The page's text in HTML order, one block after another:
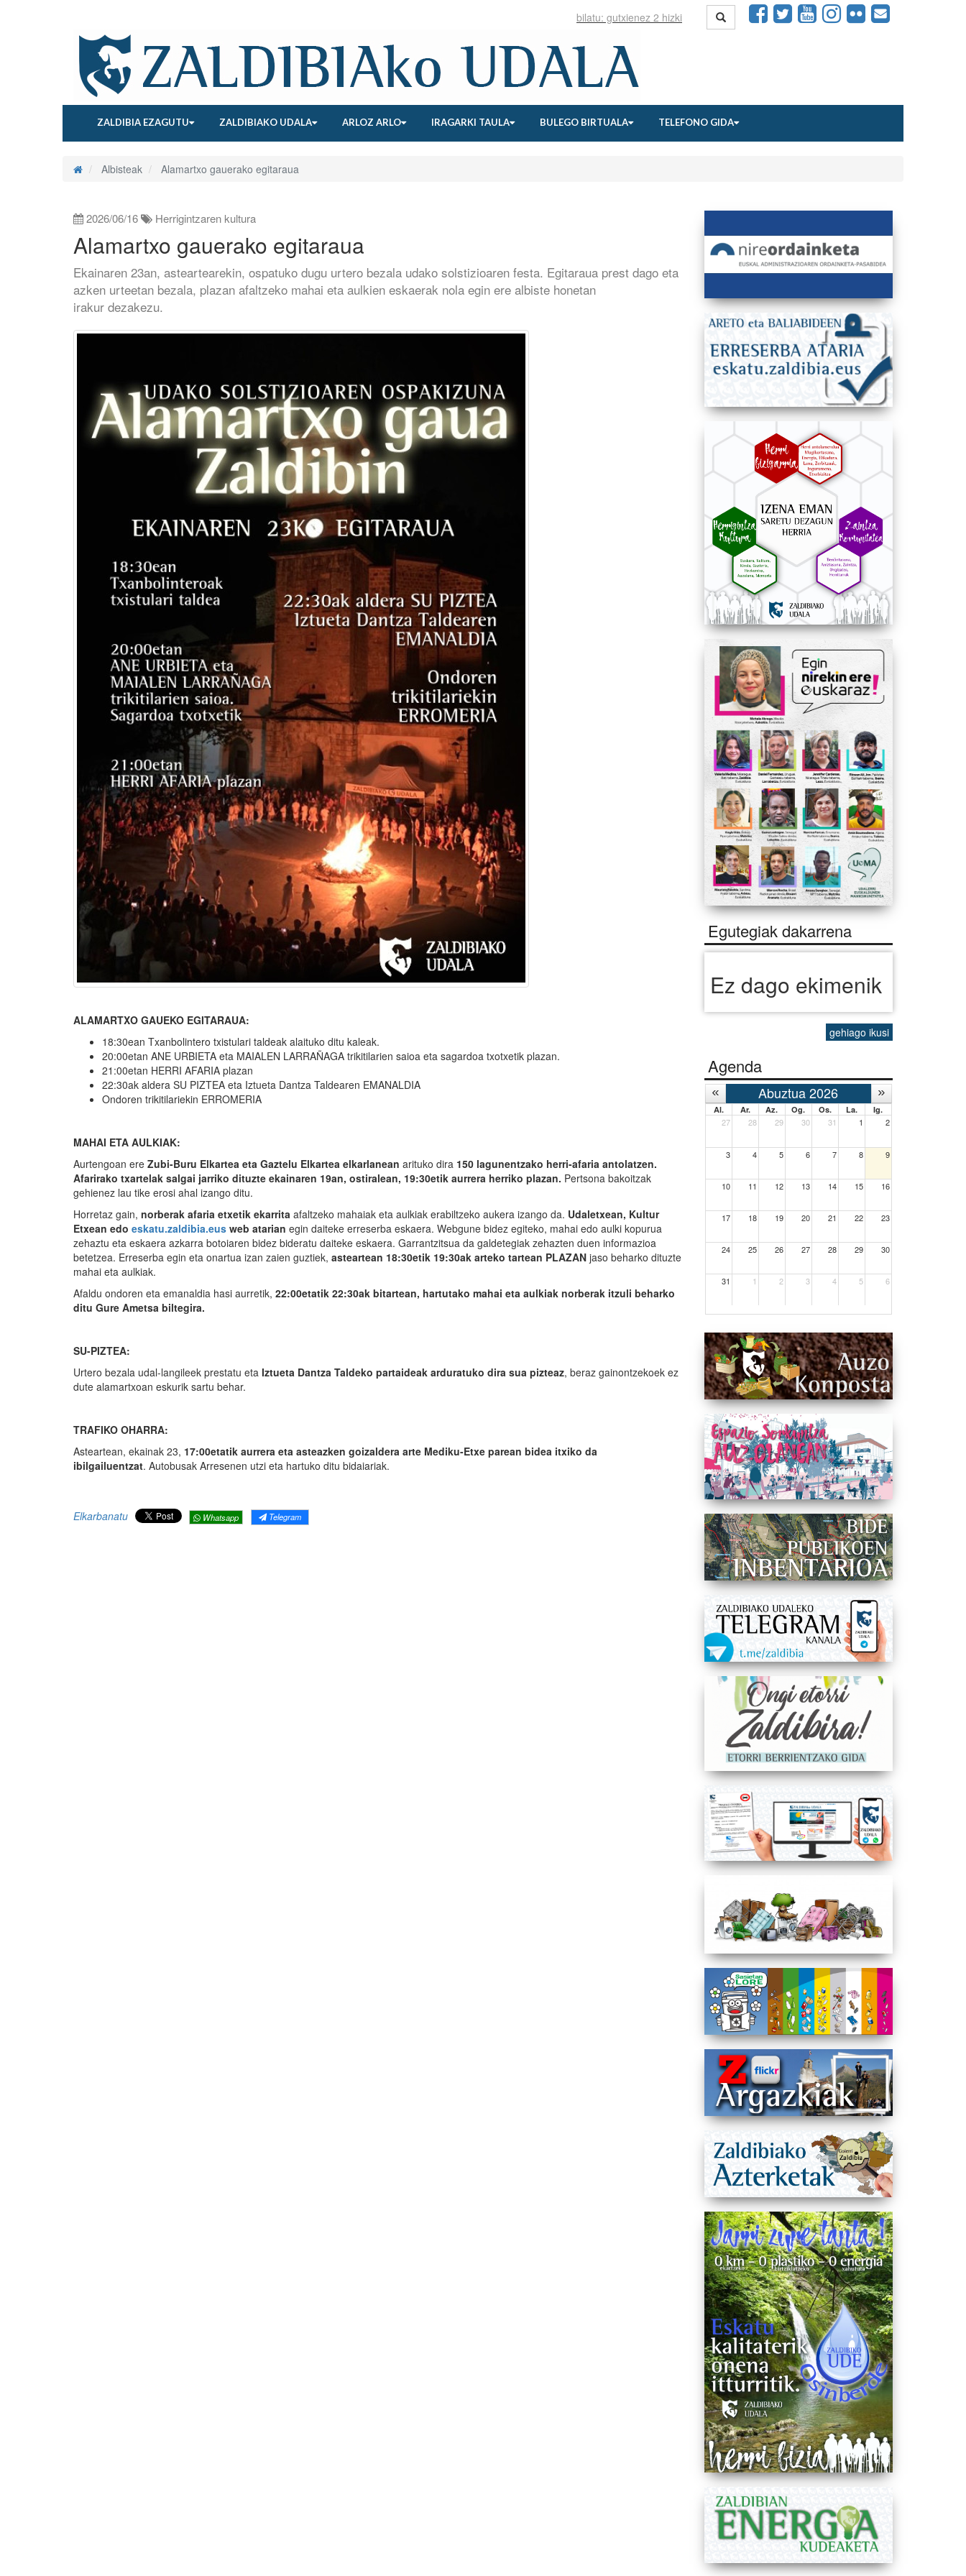
ZALDIBIA EZAGUTU ZALDIBIAKO UDALA ARLOZ ARLO IRAGARKI TAULA BULEGO BIRTUALA TELEFONO GIDA
Albisteak Alamartxo gauerako egitaraua
2026/06/16 Herrigintzaren kultura
Alamartxo gauerako egitaraua
Ekainaren 23an, asteartearekin, ospatuko dugu urtero bezala udako solstizioaren festa. Egitaraua prest dago eta
azken urteetan bezala, plazan afaltzeko mahai eta aulkien eskaerak nola egin ere albiste honetan
irakur dezakezu.
ALAMARTXO GAUEKO EGITARAUA:
18:30ean Txanbolintero txistulari taldeak alaituko ditu kaleak.
20:00etan ANE URBIETA eta MAIALEN LARRAÑAGA trikitilarien saioa eta sagardoa txotxetik plazan.
21:00etan HERRI AFARIA plazan
22:30ak aldera SU PIZTEA eta Iztueta Dantza Taldearen EMANALDIA
Ondoren trikitilariekin ERROMERIA
MAHAI ETA AULKIAK:
Aurtengoan ere Zubi-Buru Elkartea eta Gaztelu Elkartea elkarlanean arituko dira 150 lagunentzako herri-afaria antolatzen.
Afarirako txartelak salgai jarriko dituzte ekainaren 19an, ostiralean, 19:30etik aurrera herriko plazan. Pertsona bakoitzak
gehienez lau tike erosi ahal izango ditu.
Horretaz gain, norberak afaria etxetik ekarrita afaltzeko mahaiak eta aulkiak erabiltzeko aukera izango da. Udaletxean, Kultur
Etxean edo eskatu.zaldibia.eus web atarian egin daiteke erreserba eskaera. Webgune bidez egiteko, mahai edo aulki kopurua
zehaztu eta eskaera azkarra botoiaren bidez bideratu daiteke eskaera. Garrantzitsua da galdetegiak zehazten duen informazioa
betetzea. Erreserba egin eta onartua izan zaien guztiek, asteartean 18:30etik 19:30ak arteko tartean PLAZAN jaso beharko dituzte
mahai eta aulkiak.
Afaldu ondoren eta emanaldia hasi aurretik, 22:00etatik 22:30ak bitartean, hartutako mahai eta aulkiak norberak itzuli beharko
ditu Gure Ametsa biltegira.
SU-PIZTEA:
Urtero bezala udal-langileek prestatu eta Iztueta Dantza Taldeko partaideak arduratuko dira sua pizteaz, beraz gainontzekoek ez
dute alamartxoan eskurik sartu behar.
TRAFIKO OHARRA:
Asteartean, ekainak 23, 17:00etatik aurrera eta asteazken goizaldera arte Mediku-Etxe parean bidea itxiko da
ibilgailuentzat. Autobusak Arresenen utzi eta hartuko ditu bidaiariak.
Elkarbanatu Whatsapp Telegram
Egutegiak dakarrena
Ez dago ekimenik
gehiago ikusi
Agenda
Abuztua 2026
Al. Ar. Az. Og. Os. La. Ig.
27 28 29 30 31 1 2
3 4 5 6 7 8 9
10 11 12 13 14 15 16
17 18 19 20 21 22 23
24 25 26 27 28 29 30
31 1 2 3 4 5 6